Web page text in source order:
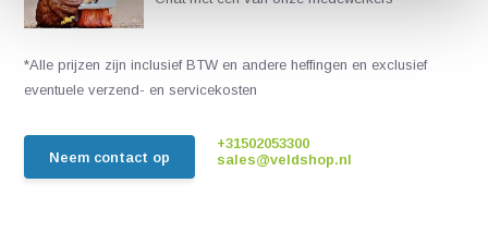
*Alle prijzen zijn inclusief BTW en andere heffingen en exclusief
eventuele verzend- en servicekosten
Neem contact op
+31502053300
sales@veldshop.nl